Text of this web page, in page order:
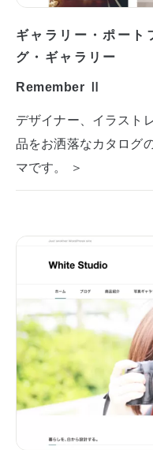
ギャラリー・ポート
グ・ギャラリー
Remember Ⅱ
デザイナー、イラスト
品をお洒落なカタログ
マです。 ＞